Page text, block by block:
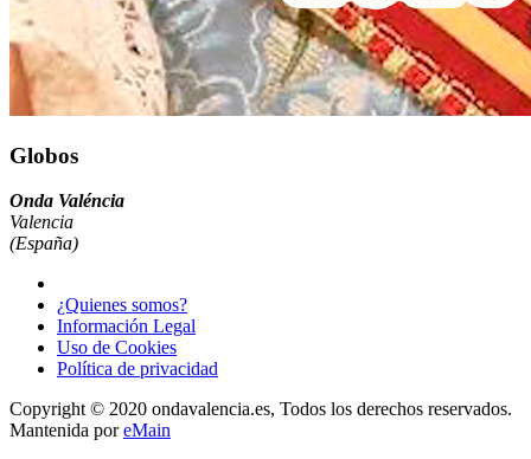
Globos
Onda Valéncia
Valencia
(España)
¿Quienes somos?
Información Legal
Uso de Cookies
Política de privacidad
Copyright © 2020 ondavalencia.es, Todos los derechos reservados.
Mantenida poreMain